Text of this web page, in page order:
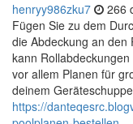
henryy986zku7 266
Fügen Sie zu dem
die Abdeckung an den
kann
vor allem Planen für
deinem
https://